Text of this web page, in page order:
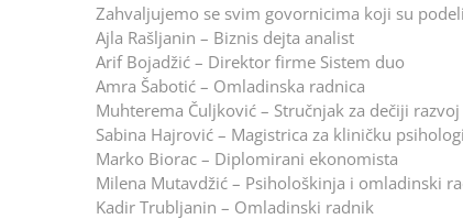
Zahvaljujemo se svim govornicima koji su
Ajla Rašljanin – Biznis dejta analist
Arif Bojadžić – Direktor firme Sistem duo
Amra Šabotić – Omladinska radnica
Muhterema Čuljković – Stručnjak za dečiji razvoj
Sabina Hajrović – Magistrica za kliničku
Marko Biorac – Diplomirani ekonomista
Milena Mutavdžić – Psihološkinja i omladinski
Kadir Trubljanin – Omladinski radnik